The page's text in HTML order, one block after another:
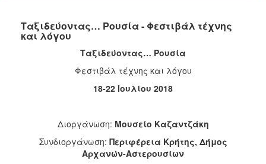
2022
2017
2016
Ταξιδεύοντας… Ρουσία - Φεστιβάλ τέχνης
και λόγου
Ταξιδεύοντας… Ρουσία
Φεστιβάλ τέχνης και λόγου
18-22 Ιουλίου 2018
Διοργάνωση: Μουσείο Καζαντζάκη
Συνδιοργάνωση: Περιφέρεια Κρήτης, Δήμος
Αρχανών-Αστερουσίων